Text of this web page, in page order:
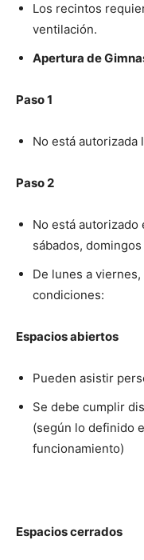
Los recintos
ventilación.
Apertura de
Paso 1
No está autorizada
Paso 2
No está
sábados,
De lunes a
condiciones:
Espacios abiertos
Pueden asistir
Se debe cumplir
(según lo definido
funcionamiento)
Espacios cerrados